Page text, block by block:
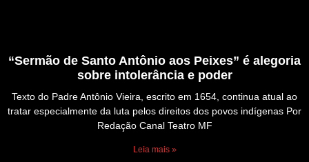
“Sermão de Santo Antônio aos Peixes” é alegoria
sobre intolerância e poder
Texto do Padre Antônio Vieira, escrito em 1654, continua atual ao
tratar especialmente da luta pelos direitos dos povos indígenas Por
Redação Canal Teatro MF
Leia mais »